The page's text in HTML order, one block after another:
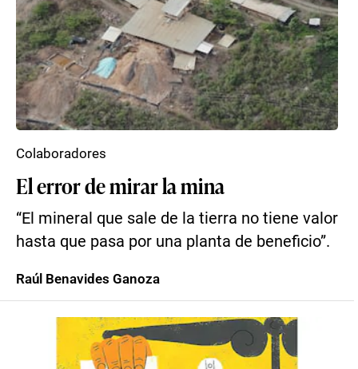
El error de mirar la mina
“El mineral que sale de la tierra no tiene valor
hasta que pasa por una planta de beneficio”.
Colaboradores
Raúl Benavides Ganoza